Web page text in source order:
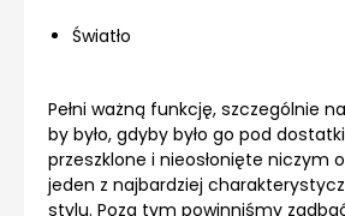
Światło
Pełni ważną funkcję, szczególnie
by było, gdyby było go pod
przeszklone i nieosłonięte niczym
jeden z najbardziej
stylu. Poza tym powinniśmy